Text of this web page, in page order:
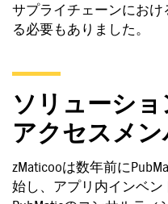
サプライチェーンにお
る必要もありました。
ソリューショ
アクセスメ
zMaticooは数年前に
始し、アプリ内インベン